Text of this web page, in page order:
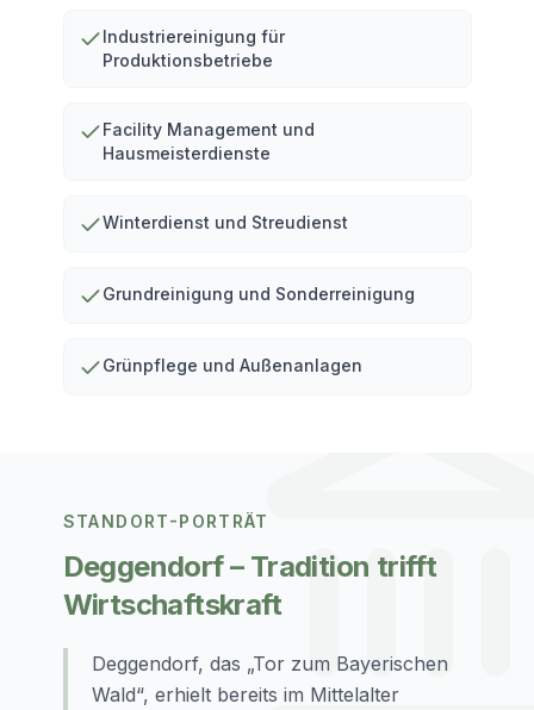
Industriereinigung für
Produktionsbetriebe
Facility Management und
Hausmeisterdienste
Winterdienst und Streudienst
Grundreinigung und Sonderreinigung
Grünpflege und Außenanlagen
STANDORT-PORTRÄT
Deggendorf– Tradition trifft
Wirtschaftskraft
Deggendorf, das „Tor zum Bayerischen
Wald“, erhielt bereits im Mittelalter